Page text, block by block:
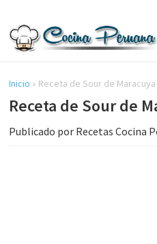
contenido
lateral
principal
Cocina
Peruana,
Recetas
de
Comida
Inicio » Receta de Sour de Maracuya
Receta de Sour de
Publicado por Recetas Cocina